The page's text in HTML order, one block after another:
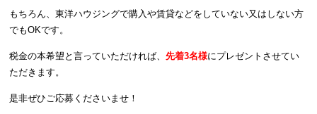
もちろん、東洋ハウジングで購入や賃貸などをしていない又はしない方
でもOKです。
税金の本希望と言っていただければ、先着3名様にプレゼントさせてい
ただきます。
是非ぜひご応募くださいませ！